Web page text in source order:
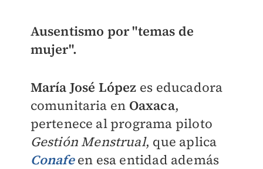
Ausentismo por "temas de
mujer".
María José López es educadora
comunitaria en Oaxaca,
pertenece al programa piloto
Gestión Menstrual, que aplica
Conafeen esa entidad además